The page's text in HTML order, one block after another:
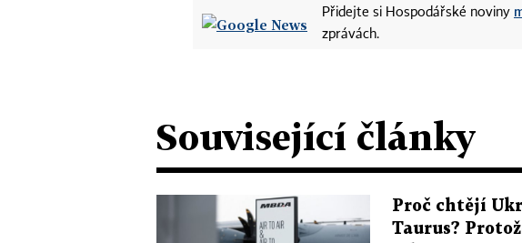
Přidejte si Hospodářské noviny
zprávách.
Související články
Proč chtějí
Taurus?